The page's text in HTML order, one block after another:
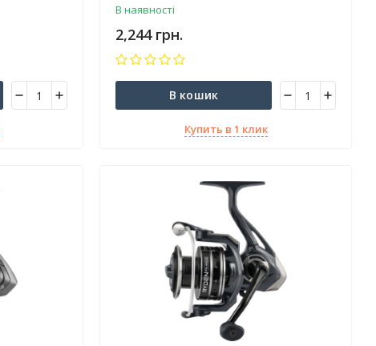
В наявності
2,244 грн.
В кошик
Купить в 1 клик